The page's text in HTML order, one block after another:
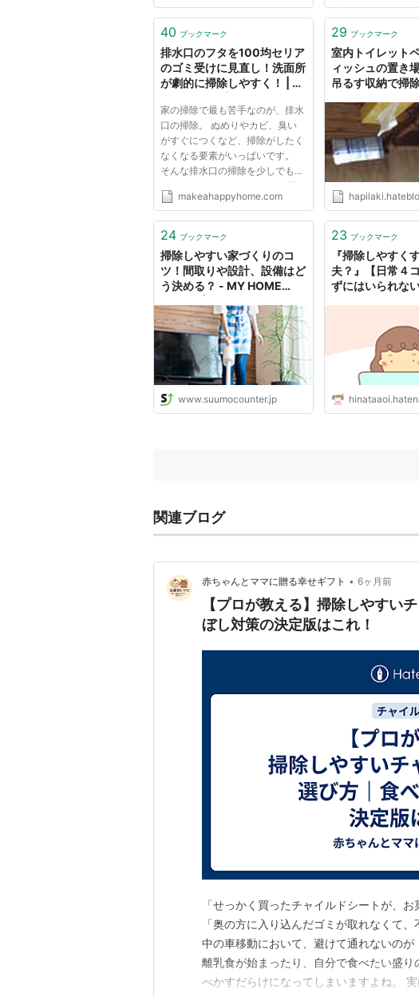
40 ブックマーク
排水口のフタを100均セリア
のゴミ受けに見直し！洗面所
が劇的に掃除しやすく！ | ち
家の掃除で最も苦手なのが、排水
口の掃除。 ぬめりやカビ、臭い
がすぐにつくなど、掃除がしたく
なくなる要素がいっぱいです。
そんな排水口の掃除を少しでもラ
クにしたい！ そこで、フタを撤
去し、100均Seria（セリア）で
に変更したら、劇的に掃除しやす
受...
makeahappyhome.com
29 ブックマーク
室内トイレット
ィッシュの置き
吊るす収納で掃
→hapilaki.net
24 ブックマーク
掃除しやすい家づくりのコ
ツ！間取りや設計、設備はど
う決める？ - MY HOME
注文住宅
www.suumocounter.jp
23 ブックマーク
『掃除しやすく
夫？』【日常４
ずにはいられな
関連ブログ
赤ちゃんとママに贈る幸せギフト • 6ヶ月前
【プロが教える】掃除しやすい
ぼし対策の決定版はこれ！
「せっかく買ったチャイルドシートが、
「奥の方に入り込んだゴミが取れなくて
中の車移動において、避けて通れないの
離乳食が始まったり、自分で食べたい盛
べかすだらけになってしまいますよね。